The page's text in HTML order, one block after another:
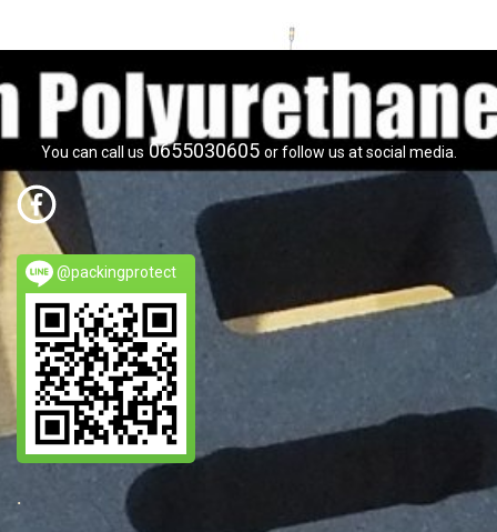
You can call us 0655030605 or follow us at social media.
@packingprotect
.